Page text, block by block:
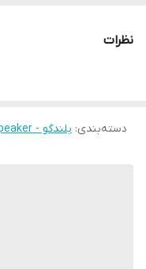
خود میتوانید از این
نظرات
دسته‌بندی: بلندگو - speaker